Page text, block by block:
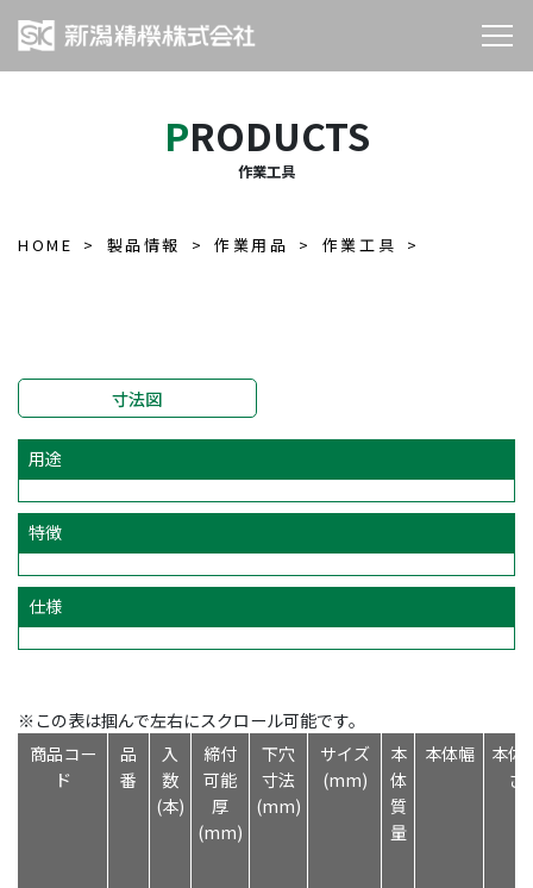
PRODUCTS
作業工具
HOME 製品情報 作業用品 作業工具
寸法図
用途
特徴
仕様
※この表は掴んで左右にスクロール可能です。
商品コー
ド
品
番
入
数
(本)
締付
可能
厚
(mm)
下穴
寸法
(mm)
サイズ
(mm)
本
体
質
量
本体幅
本体
さ